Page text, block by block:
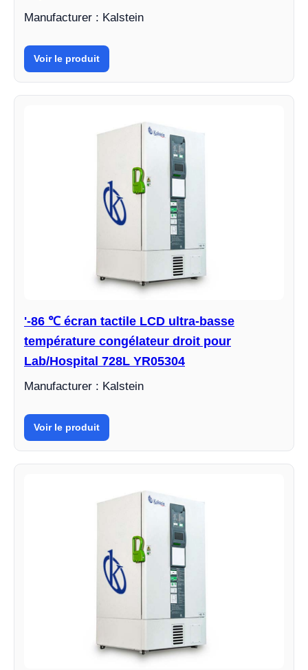
Manufacturer : Kalstein
Voir le produit
'-86 ℃ écran tactile LCD ultra-basse
température congélateur droit pour
Lab/Hospital 728L YR05304
Manufacturer : Kalstein
Voir le produit